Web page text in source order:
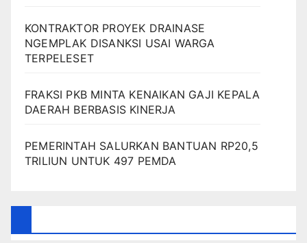
KONTRAKTOR PROYEK DRAINASE
NGEMPLAK DISANKSI USAI WARGA
TERPELESET
FRAKSI PKB MINTA KENAIKAN GAJI KEPALA
DAERAH BERBASIS KINERJA
PEMERINTAH SALURKAN BANTUAN RP20,5
TRILIUN UNTUK 497 PEMDA